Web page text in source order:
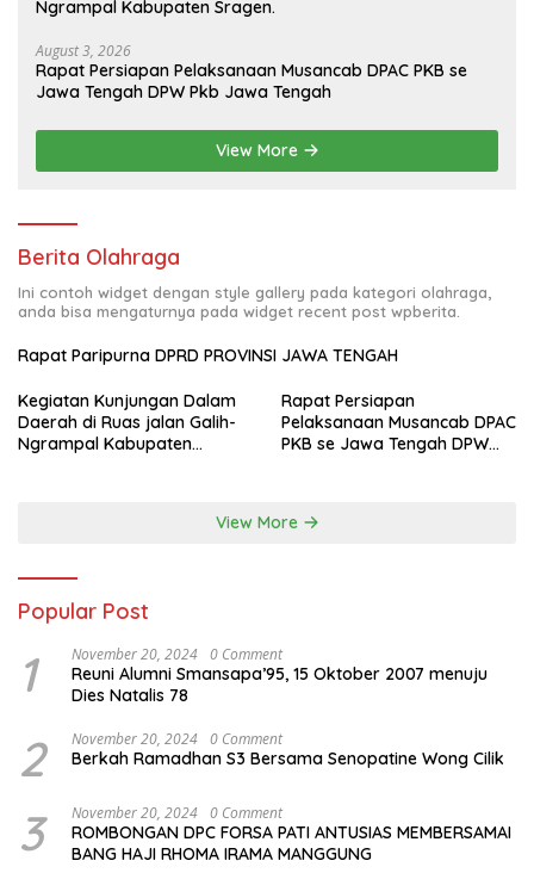
Ngrampal Kabupaten Sragen.
August 3, 2026
Rapat Persiapan Pelaksanaan Musancab DPAC PKB se
Jawa Tengah DPW Pkb Jawa Tengah
View More
Berita Olahraga
Ini contoh widget dengan style gallery pada kategori olahraga,
anda bisa mengaturnya pada widget recent post wpberita.
Rapat Paripurna DPRD PROVINSI JAWA TENGAH
Kegiatan Kunjungan Dalam
Daerah di Ruas jalan Galih-
Ngrampal Kabupaten
Rapat Persiapan
Pelaksanaan Musancab DPAC
PKB se Jawa Tengah DPW
View More
Popular Post
1 November 20, 2024 0 Comment
Reuni Alumni Smansapa’95, 15 Oktober 2007 menuju
Dies Natalis 78
2 November 20, 2024 0 Comment
Berkah Ramadhan S3 Bersama Senopatine Wong Cilik
3 November 20, 2024 0 Comment
ROMBONGAN DPC FORSA PATI ANTUSIAS MEMBERSAMAI
BANG HAJI RHOMA IRAMA MANGGUNG